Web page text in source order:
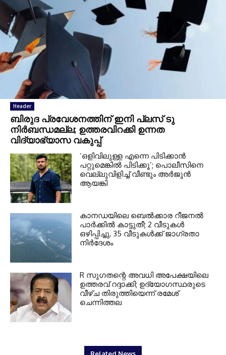
Header
ബിരുദ പ്രവേശനത്തിന് ഇനി പ്ലസ് ടു
നിര്‍ബന്ധമല്ല; ഉത്തരവിറക്കി ഉന്നത
വിദ്യാഭ്യാസ വകുപ്പ്
‘ഒളിവിലുള്ള എന്നെ പിടിക്കാന്‍
പറ്റുമെങ്കില്‍ പിടിക്കൂ’; പൊലീസിനെ
വെല്ലുവിളിച്ച് വീണ്ടും അര്‍ജുന്‍
ആയങ്കി
കാനഡയിലെ ബെൽക്കാര റീജനൽ
പാർക്കിൽ കാട്ടുതീ; 2 വീടുകൾ
ഒഴിപ്പിച്ചു, 35 വീടുകൾക്ക് ജാഗ്രതാ
നിർദേശം
R സുഗതന്റെ അവധി അപേക്ഷയിലെ
ഉത്തരവ് റദ്ദാക്കി; ഉദ്യോഗസ്ഥരുടെ
വീഴ്ച തിരുത്തിയെന്ന് രമേശ്
ചെന്നിത്തല